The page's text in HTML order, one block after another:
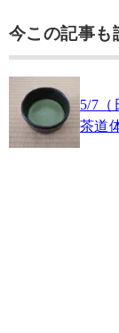
今この記事も
5/7（
茶道